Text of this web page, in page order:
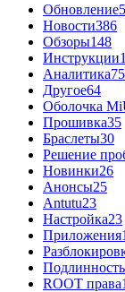
Обновление
Новости386
Обзоры148
Инструкции
Аналитика75
Другое64
Оболочка
Прошивка35
Браслеты30
Решение
Новинки26
Анонсы25
Antutu23
Настройка23
Приложения
Подлинность
ROOT права